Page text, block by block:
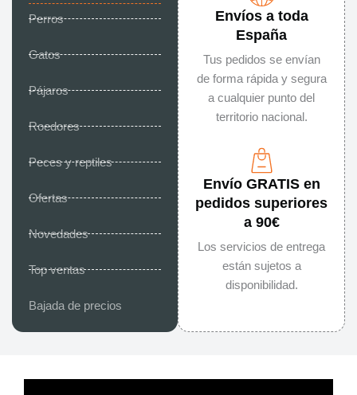
Perros
Gatos
Pájaros
Roedores
Peces y reptiles
Ofertas
Novedades
Top ventas
Bajada de precios
Envíos a toda
España
Tus pedidos se envían
de forma rápida y segura
a cualquier punto del
territorio nacional.
Envío GRATIS en
pedidos superiores
a 90€
Los servicios de entrega
están sujetos a
disponibilidad.